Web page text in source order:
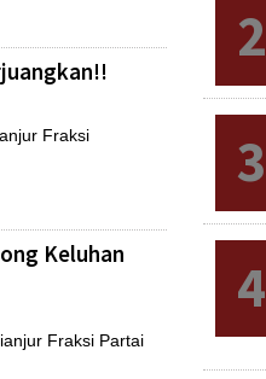
Fraksi
Keluhan
Fraksi Partai
2
3
4